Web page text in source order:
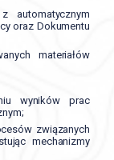
automatycznym
oraz Dokumentu
materiałów
wyników prac
związanych
mechanizmy